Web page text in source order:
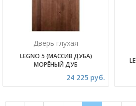
Дверь глухая
LEGNO 5 (МАССИВ ДУБА)
МОРЁНЫЙ ДУБ
24 225 руб.